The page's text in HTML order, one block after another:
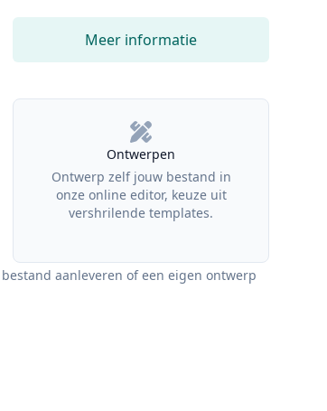
Meer informatie
Ontwerpen
Ontwerp zelf jouw bestand in
onze online editor, keuze uit
vershrilende templates.
aanleveren of een eigen ontwerp